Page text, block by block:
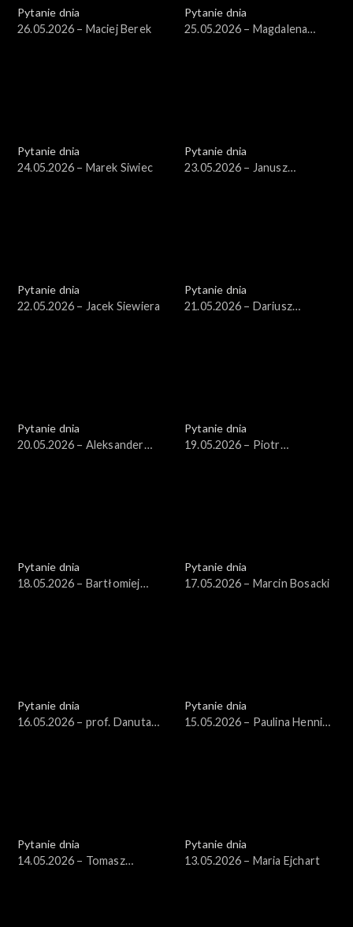
Pytanie dnia
26.05.2026 – Maciej Berek
Pytanie dnia
25.05.2026 – Magdalena
Pytanie dnia
24.05.2026 – Marek Siwiec
Pytanie dnia
23.05.2026 – Janusz
Pytanie dnia
22.05.2026 – Jacek Siewiera
Pytanie dnia
21.05.2026 – Dariusz
Pytanie dnia
20.05.2026 – Aleksander
Pytanie dnia
19.05.2026 – Piotr
Pytanie dnia
18.05.2026 – Bartłomiej
Pytanie dnia
17.05.2026 – Marcin Bosacki
Pytanie dnia
16.05.2026 – prof. Danuta
Pytanie dnia
15.05.2026 – Paulina Hennig-
Pytanie dnia
14.05.2026 – Tomasz
Pytanie dnia
13.05.2026 – Maria Ejchart